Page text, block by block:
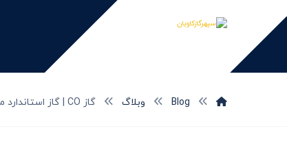
Blog وبلاگ گاز CO | گاز استاندارد مونوکسید کربن چیست ؟